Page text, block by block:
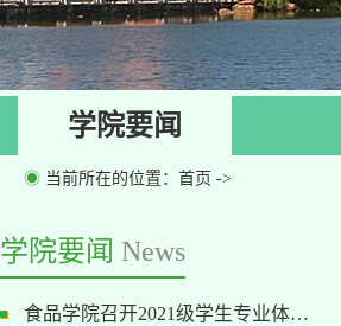
学院要闻
◉ 当前所在的位置： 首页 ->
学院要闻 News
食品学院召开2021级学生专业体…